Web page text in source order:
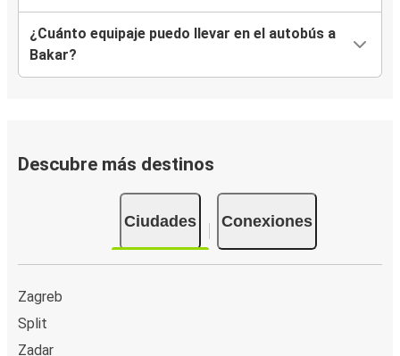
¿Cuánto equipaje puedo llevar en el autobús a
Bakar?
Descubre más destinos
Ciudades Conexiones
Zagreb
Split
Zadar